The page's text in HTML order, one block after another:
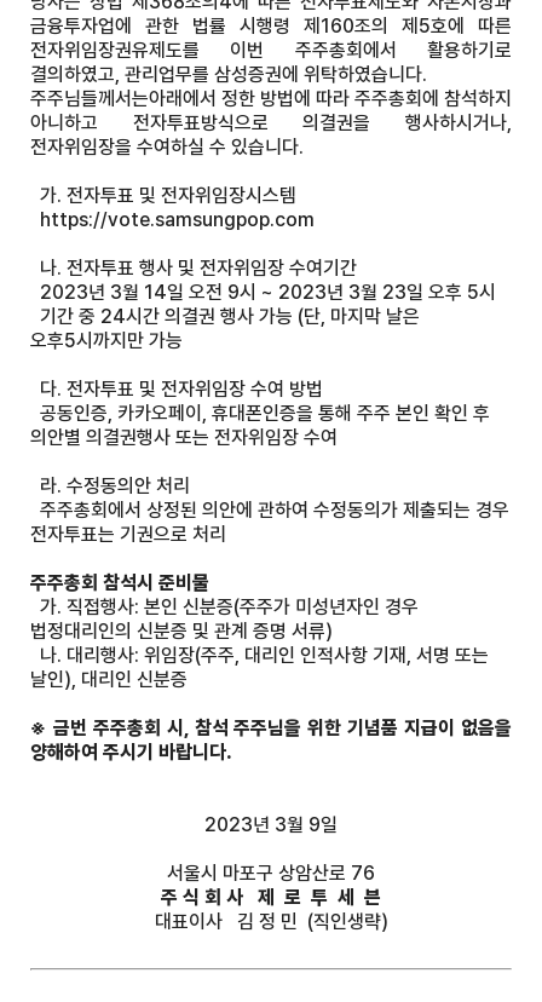
금융투자업에 관한 법률 시행령 제160조의 제5호에 따른
전자위임장권유제도를 이번 주주총회에서 활용하기로
결의하였고, 관리업무를 삼성증권에 위탁하였습니다.
주주님들께서는아래에서 정한 방법에 따라 주주총회에 참석하지
아니하고 전자투표방식으로 의결권을 행사하시거나,
전자위임장을 수여하실 수 있습니다.
가. 전자투표 및 전자위임장시스템
https://vote.samsungpop.com
나. 전자투표 행사 및 전자위임장 수여기간
2023년 3월 14일 오전 9시 ~ 2023년 3월 23일 오후 5시
기간 중 24시간 의결권 행사 가능 (단, 마지막 날은
오후5시까지만 가능
다. 전자투표 및 전자위임장 수여 방법
공동인증, 카카오페이, 휴대폰인증을 통해 주주 본인 확인 후
의안별 의결권행사 또는 전자위임장 수여
라. 수정동의안 처리
주주총회에서 상정된 의안에 관하여 수정동의가 제출되는 경우
전자투표는 기권으로 처리
주주총회 참석시 준비물
가. 직접행사: 본인 신분증(주주가 미성년자인 경우
법정대리인의 신분증 및 관계 증명 서류)
나. 대리행사: 위임장(주주, 대리인 인적사항 기재, 서명 또는
날인), 대리인 신분증
※ 금번 주주총회 시, 참석 주주님을 위한 기념품 지급이 없음을
양해하여 주시기 바랍니다.
2023년 3월 9일
서울시 마포구 상암산로 76
주 식 회 사 제 로 투 세 븐
대표이사 김 정 민 (직인생략)